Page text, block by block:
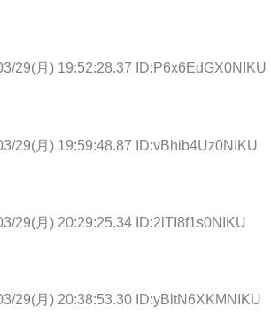
29(月) 19:52:28.37 ID:P6x6EdGX0NIKU
29(月) 19:59:48.87 ID:vBhib4Uz0NIKU
29(月) 20:29:25.34 ID:2lTI8f1s0NIKU
29(月) 20:38:53.30 ID:yBltN6XKMNIKU